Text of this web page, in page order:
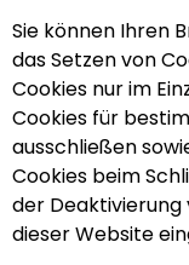
Sie können Ihren
das Setzen von
Cookies nur im
Cookies für
ausschließen
Cookies beim
der Deaktivierung
dieser Website